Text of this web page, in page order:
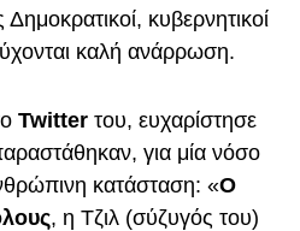
κυβερνητικοί
καλή ανάρρωση.
Twitter του, ευχαρίστησε
για μία νόσο
κατάσταση: «Ο
, η Τζιλ (σύζυγός του)